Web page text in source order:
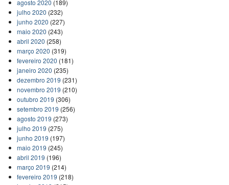
agosto 2020 (189)
julho 2020 (232)
junho 2020 (227)
maio 2020 (243)
abril 2020 (258)
março 2020 (319)
fevereiro 2020 (181)
janeiro 2020 (235)
dezembro 2019 (231)
novembro 2019 (210)
outubro 2019 (306)
setembro 2019 (256)
agosto 2019 (273)
julho 2019 (275)
junho 2019 (197)
maio 2019 (245)
abril 2019 (196)
março 2019 (214)
fevereiro 2019 (218)